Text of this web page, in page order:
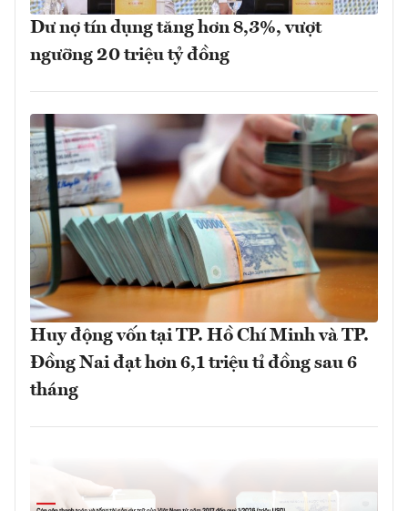
Dư nợ tín dụng tăng hơn 8,3%, vượt
ngưỡng 20 triệu tỷ đồng
Huy động vốn tại TP. Hồ Chí Minh và TP.
Đồng Nai đạt hơn 6,1 triệu tỉ đồng sau 6
tháng